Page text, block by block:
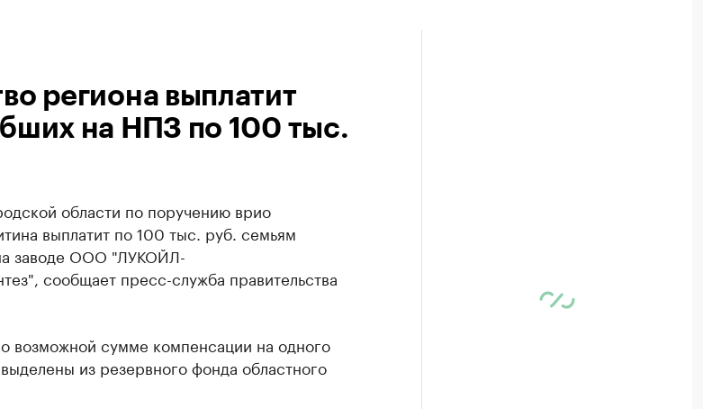
региона выплатит
на НПЗ по 100 тыс.
области по поручению врио
выплатит по 100 тыс. руб. семьям
заводе ООО "ЛУКОЙЛ-
сообщает пресс-служба правительства
возможной сумме компенсации на одного
из резервного фонда областного